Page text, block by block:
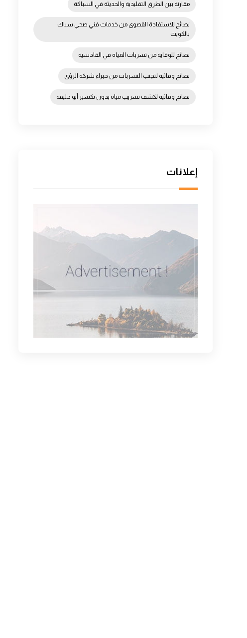
مقارنة بين الطرق التقليدية والحديثة في السباكة
نصائح للاستفادة القصوى من خدمات فني صحي سباك
بالكويت
نصائح للوقاية من تسربات المياه في القادسية
نصائح وقائية لتجنب التسربات من خبراء شركة الرؤى
نصائح وقائية لكشف تسريب مياه بدون تكسير أبو حليفة
إعلانات